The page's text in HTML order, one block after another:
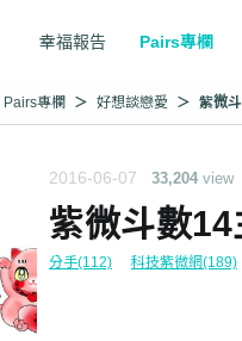
幸福報告 Pairs專欄
Pairs專欄 好想談戀愛 紫微
2016-06-07 33,204 view
紫微斗數
分手(112) 科技紫微網(189)